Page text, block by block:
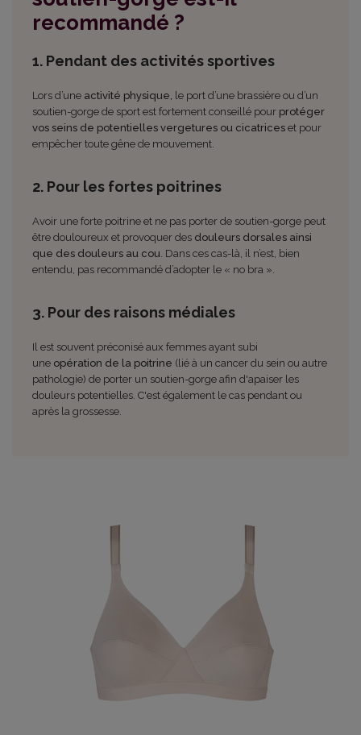
recommandé ?
1. Pendant des activités sportives
Lors d’une activité physique,
le port d’une brassière ou d’un
soutien-gorge de sport est fortement conseillé pour protéger
vos seins de potentielles vergetures ou cicatrices et pour
empêcher toute gêne de mouvement.
2. Pour les fortes poitrines
Avoir une forte poitrine et ne pas porter de soutien-gorge peut
être douloureux et provoquer des douleurs dorsales ainsi
que des douleurs au cou . Dans ces cas-là, il n’est, bien
entendu, pas recommandé d’adopter le « no bra ».
3. Pour des raisons médiales
Il est souvent préconisé aux femmes ayant subi
une opération de la poitrine (lié à un cancer du sein ou autre
pathologie) de porter un soutien-gorge afin d'apaiser les
douleurs potentielles. C'est également le cas pendant ou
après la grossesse.